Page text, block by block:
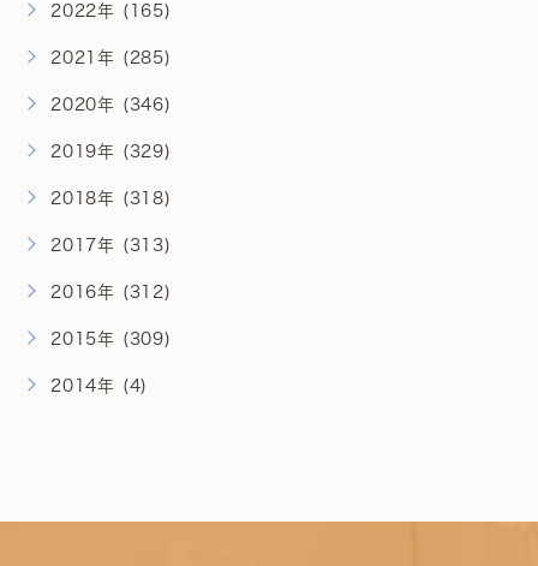
2022年 (165)
2021年 (285)
2020年 (346)
2019年 (329)
2018年 (318)
2017年 (313)
2016年 (312)
2015年 (309)
2014年 (4)